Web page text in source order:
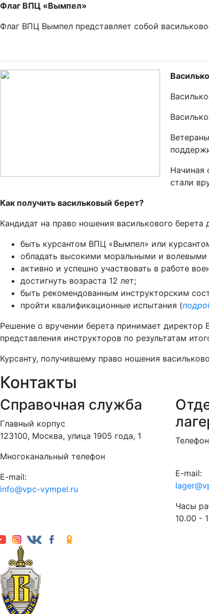
Флаг ВПЦ «Вымпел»
Флаг ВПЦ Вымпел представляет собой
Начиная
стали
Как получить васильковый берет?
Кандидат на право ношения василькового берета
быть курсантом ВПЦ «Вымпел» или
обладать высокими моральными и волевыми
активно и успешно участвовать в работе
достигнуть возраста 12 лет;
быть рекомендованным инструкторским
пройти квалификационные испытания (
Решение о вручении берета принимает
представления инструкторов по результатам
Курсанту, получившему право ношения
Контакты
Справочная служба
Главный корпус
123100, Москва, улица 1905 года, 1
Многоканальный телефон
E-mail:
info@vpc-vympel.ru
E-mail:
Часы
10.00 -